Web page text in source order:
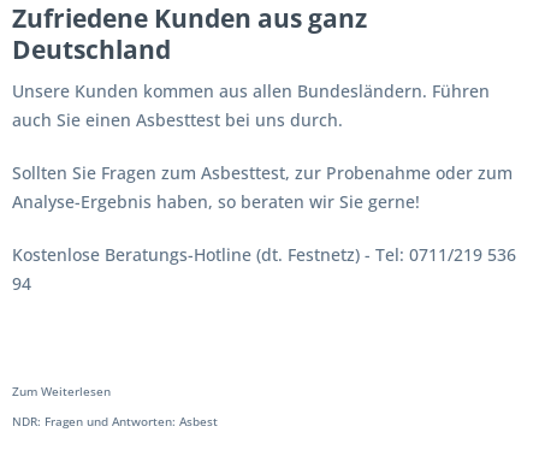
Zufriedene Kunden aus ganz
Deutschland
Unsere Kunden kommen aus allen Bundesländern. Führen
auch Sie einen Asbesttest bei uns durch.
Sollten Sie Fragen zum Asbesttest, zur Probenahme oder zum
Analyse-Ergebnis haben, so beraten wir Sie gerne!
Kostenlose Beratungs-Hotline (dt. Festnetz) - Tel: 0711/219 536
94
Zum Weiterlesen
NDR: Fragen und Antworten: Asbest